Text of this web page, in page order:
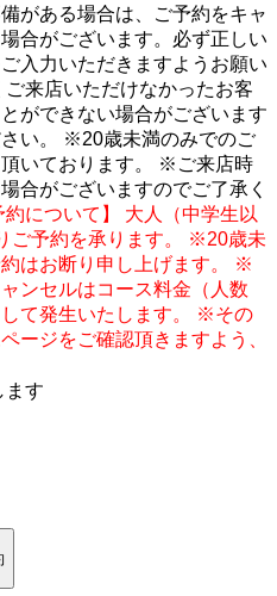
がある場合は、ご予約をキャ
合がございます。必ず正しい
入力いただきますようお願い
来店いただけなかったお客
ができない場合がございます
い。 ※20歳未満のみでのご
いております。 ※ご来店時
合がございますのでご了承く
約について】 大人（中学生以
ご予約を承ります。 ※20歳未
はお断り申し上げます。 ※
ンセルはコース料金（人数
て発生いたします。 ※その
ージをご確認頂きますよう、
ます